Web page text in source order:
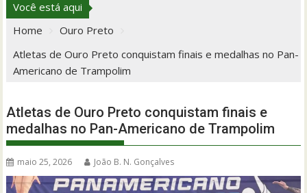
Você está aqui
Home
Ouro Preto
Atletas de Ouro Preto conquistam finais e medalhas no Pan-
Americano de Trampolim
Atletas de Ouro Preto conquistam finais e
medalhas no Pan-Americano de Trampolim
maio 25, 2026 João B. N. Gonçalves